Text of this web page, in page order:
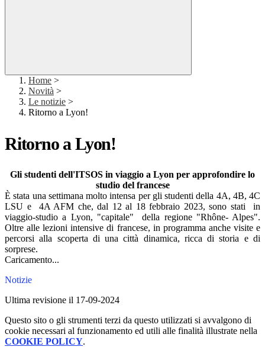
Home >
Novità >
Le notizie >
Ritorno a Lyon!
Ritorno a Lyon!
Gli studenti dell'ITSOS in viaggio a Lyon per approfondire lo
studio del francese
È stata una settimana molto intensa per gli studenti della 4A, 4B, 4C
LSU e 4A AFM che,dal 12 al 18 febbraio 2023, sono stati
in
viaggio-studio a Lyon, "capitale" della regione "Rhône- Alpes".
Oltre alle lezioni intensive di francese, in programma anche visite e
percorsi alla scoperta di una città dinamica, ricca di storia e di
sorprese.
Caricamento...
Notizie
Ultima revisione il 17-09-2024
Questo sito o gli strumenti terzi da questo utilizzati si avvalgono di
cookie necessari al funzionamento ed utili alle finalità illustrate nella
COOKIE POLICY.